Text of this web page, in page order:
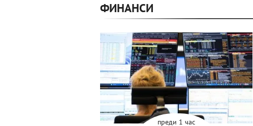
ФИНАНСИ
преди 1 час